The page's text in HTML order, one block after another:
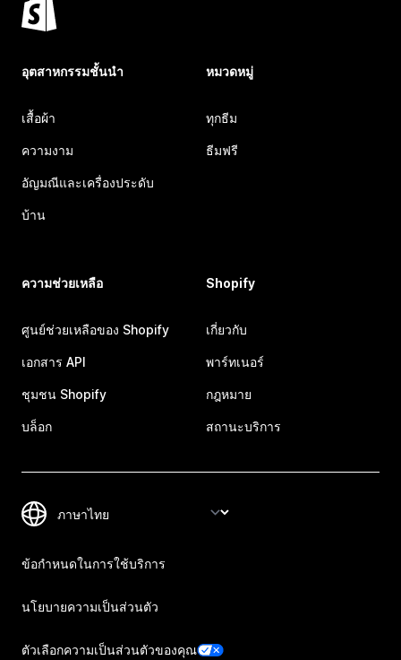
อุตสาหกรรมชั้นนำ
เสื้อผ้า
ความงาม
อัญมณีและเครื่องประดับ
บ้าน
หมวดหมู่
ทุกธีม
ธีมฟรี
ความช่วยเหลือ
ศูนย์ช่วยเหลือของ Shopify
เอกสาร API
ชุมชน Shopify
บล็อก
Shopify
เกี่ยวกับ
พาร์ทเนอร์
กฎหมาย
สถานะบริการ
ข้อกำหนดในการใช้บริการ
นโยบายความเป็นส่วนตัว
ตัวเลือกความเป็นส่วนตัวของคุณ